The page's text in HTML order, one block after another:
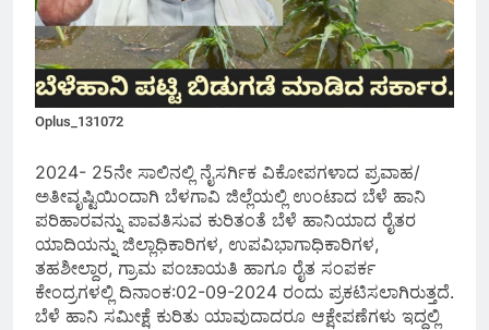
Oplus_131072
2024- 25ನೇ ಸಾಲಿನಲ್ಲಿ ನೈಸರ್ಗಿಕ ವಿಕೋಪಗಳಾದ ಪ್ರವಾಹ/
ಅತೀವೃಷ್ಟಿಯಿಂದಾಗಿ ಬೆಳಗಾವಿ ಜಿಲ್ಲೆಯಲ್ಲಿ ಉಂಟಾದ ಬೆಳೆ ಹಾನಿ
ಪರಿಹಾರವನ್ನು ಪಾವತಿಸುವ ಕುರಿತಂತೆ ಬೆಳೆ ಹಾನಿಯಾದ ರೈತರ
ಯಾದಿಯನ್ನು ಜಿಲ್ಲಾಧಿಕಾರಿಗಳ, ಉಪವಿಭಾಗಾಧಿಕಾರಿಗಳ,
ತಹಶೀಲ್ದಾರ, ಗ್ರಾಮ ಪಂಚಾಯತಿ ಹಾಗೂ ರೈತ ಸಂಪರ್ಕ
ಕೇಂದ್ರಗಳಲ್ಲಿ ದಿನಾಂಕ:02-09-2024 ರಂದು ಪ್ರಕಟಿಸಲಾಗಿರುತ್ತದೆ.
ಬೆಳೆ ಹಾನಿ ಸಮೀಕ್ಷೆ ಕುರಿತು ಯಾವುದಾದರೂ ಆಕ್ಷೇಪಣೆಗಳು ಇದ್ದಲ್ಲಿ